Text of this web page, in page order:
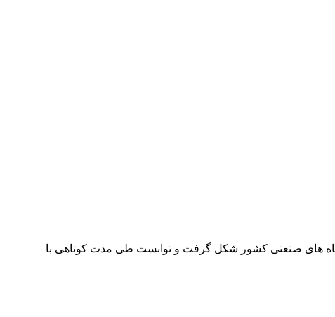
دانشگاه های صنعتی کشور شکل گرفت و توانست طی مدت کوتاهی با